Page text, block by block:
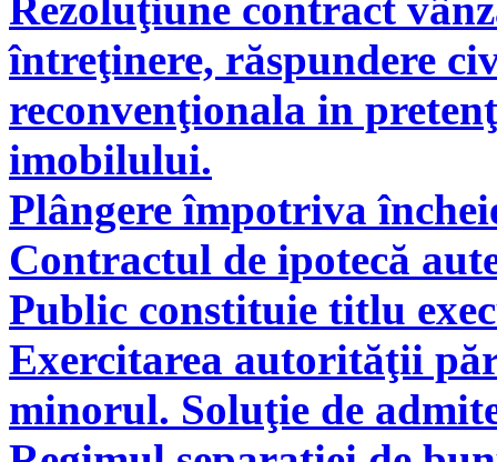
întreţinere, răspundere
reconvenţionala in
imobilului.
Plângere împotriva
Contractul de ipotecă
Public constituie titlu
Exercitarea autorităţii
minorul. Soluţie de